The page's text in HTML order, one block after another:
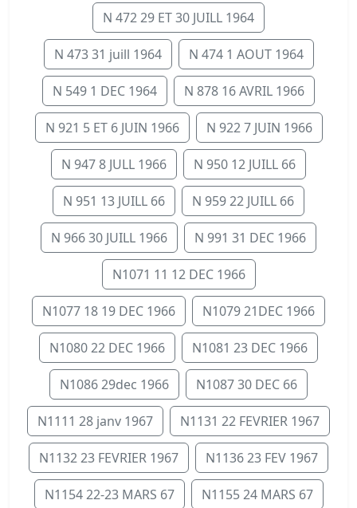
N 472 29 ET 30 JUILL 1964
N 473 31 juill 1964 N 474 1 AOUT 1964
N 549 1 DEC 1964 N 878 16 AVRIL 1966
N 921 5 ET 6 JUIN 1966 N 922 7 JUIN 1966
N 947 8 JULL 1966 N 950 12 JUILL 66
N 951 13 JUILL 66 N 959 22 JUILL 66
N 966 30 JUILL 1966 N 991 31 DEC 1966
N1071 11 12 DEC 1966
N1077 18 19 DEC 1966 N1079 21DEC 1966
N1080 22 DEC 1966 N1081 23 DEC 1966
N1086 29dec 1966 N1087 30 DEC 66
N1111 28 janv 1967 N1131 22 FEVRIER 1967
N1132 23 FEVRIER 1967 N1136 23 FEV 1967
N1154 22-23 MARS 67 N1155 24 MARS 67